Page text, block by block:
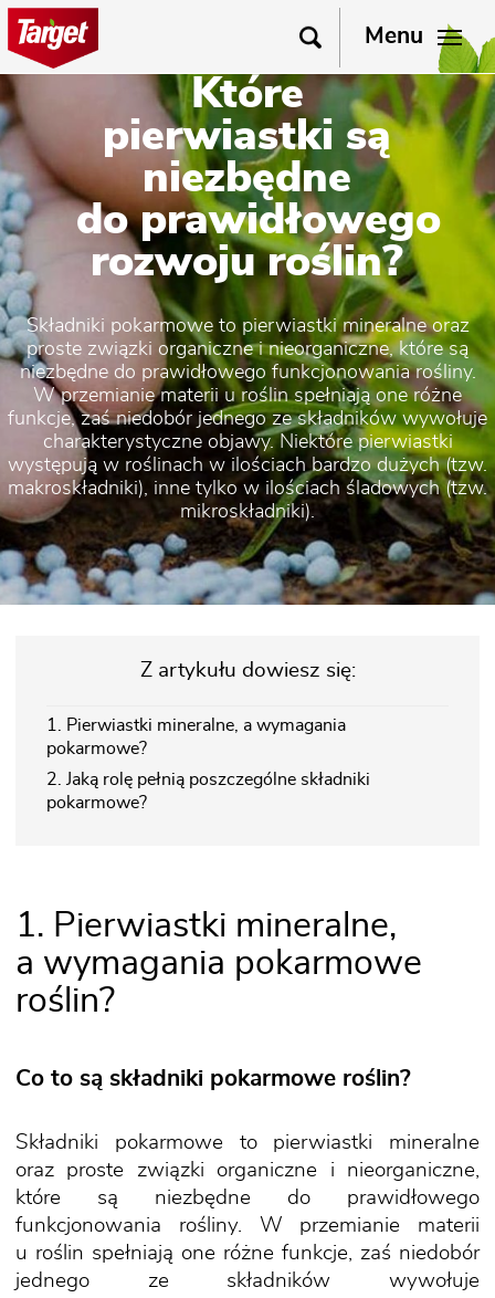
Menu
Które
pierwiastki są
niezbędne
do prawidłowego
rozwoju roślin?
Składniki pokarmowe to pierwiastki mineralne oraz
proste związki organiczne i nieorganiczne, które są
niezbędne do prawidłowego funkcjonowania rośliny.
W przemianie materii u roślin spełniają one różne
funkcje, zaś niedobór jednego ze składników wywołuje
charakterystyczne objawy. Niektóre pierwiastki
występują w roślinach w ilościach bardzo dużych (tzw.
makroskładniki), inne tylko w ilościach śladowych (tzw.
mikroskładniki).
Z artykułu dowiesz się:
1. Pierwiastki mineralne, a wymagania
pokarmowe?
2. Jaką rolę pełnią poszczególne składniki
pokarmowe?
1. Pierwiastki mineralne,
a wymagania pokarmowe
roślin?
Co to są składniki pokarmowe roślin?
Składniki pokarmowe to pierwiastki mineralne
oraz proste związki organiczne i nieorganiczne,
które są niezbędne do prawidłowego
funkcjonowania rośliny. W przemianie materii
u roślin spełniają one różne funkcje, zaś niedobór
jednego ze składników wywołuje